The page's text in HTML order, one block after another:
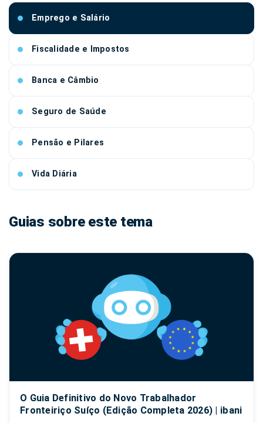
Emprego e Salário
Fiscalidade e Impostos
Banca e Câmbio
Seguro de Saúde
Pensão e Pilares
Vida Diária
Guias sobre este tema
O Guia Definitivo do Novo Trabalhador
Fronteiriço Suíço (Edição Completa 2026) | ibani